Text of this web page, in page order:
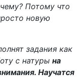
Потому что
новую
задания как
с натуры на
Научатся